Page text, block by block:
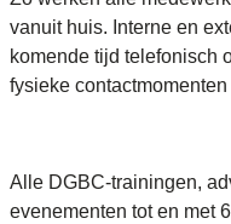
vanuit huis. Interne en
komende tijd telefonisch
fysieke
Alle DGBC-trainingen,
evenementen tot en met